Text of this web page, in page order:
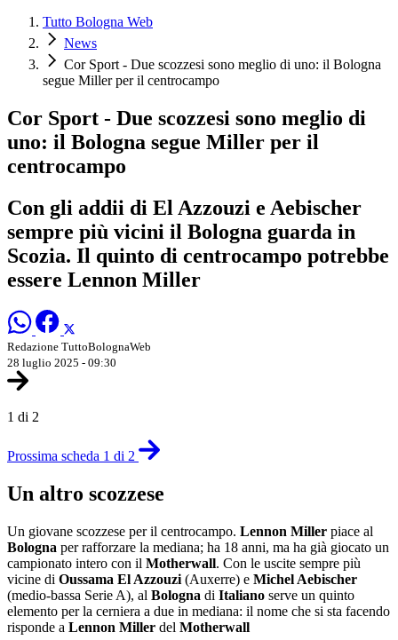
Tutto Bologna Web
News
Cor Sport - Due scozzesi sono meglio di uno: il Bologna
segue Miller per il centrocampo
Cor Sport - Due scozzesi sono meglio di
uno: il Bologna segue Miller per il
centrocampo
Con gli addii di El Azzouzi e Aebischer
sempre più vicini il Bologna guarda in
Scozia. Il quinto di centrocampo potrebbe
essere Lennon Miller
Redazione TuttoBolognaWeb
28 luglio 2025 - 09:30
1 di 2
Prossima scheda 1 di 2
Un altro scozzese
Un giovane scozzese per il centrocampo. Lennon Miller piace al
Bologna per rafforzare la mediana; ha 18 anni, ma ha già giocato un
campionato intero con il Motherwall. Con le uscite sempre più
vicine di Oussama El Azzouzi (Auxerre) e Michel Aebischer
(medio-bassa Serie A), al Bologna di Italiano serve un quinto
elemento per la cerniera a due in mediana: il nome che si sta facendo
risponde a Lennon Miller del Motherwall